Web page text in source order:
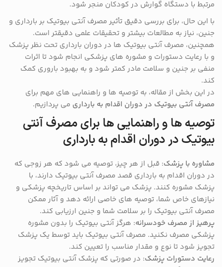
مرتبط با دستگاه گوارش در کودکان منجر شود.
با این حال، برای بررسی دقیق تأثیر مصرف آنتی بیوتیک بر بارداری و
جنین، نیاز به مطالعات بیشتر و تحقیقات علمی دقیقتر است.
همچنین، مصرف آنتی بیوتیک ها در دوران بارداری تحت نظر پزشک
و با رعایت دستورات و مشوره های پزشکی انجام شود تا اثرات
منفی بر جنین و سلامت مادر کمتر شود و به بهبود باروری کمک
کند.
در این بخش از مقاله، به توصیه ها و راهنمایی های مهم برای
مصرف آنتی بیوتیک در دوران اقدام به بارداری می پردازیم.
توصیه ها و راهنمایی ها برای مصرف آنتی
بیوتیک در دوران اقدام به بارداری
مشاوره با پزشک: قبل از هر چیز، توصیه می شود که هر زوجی که
در دوران اقدام به بارداری قصد مصرف آنتی بیوتیک دارند، با
پزشک مشوره کنند. پزشک می تواند بر اساس تاریخچه پزشکی و
نیازهای خاص شما، توصیه های خاصی ارائه دهد و آثار ممکن
مصرف آنتی بیوتیک را بر سلامت شما و جنین ارزیابی کند.
پرهیز از مصرف خودسرانه: هرگز آنتی بیوتیک را بدون مشوره
پزشکی مصرف نکنید. مصرف آنتی بیوتیک باید توسط یک پزشک
تجویز شود تا نوع و مقدار مناسب را تعیین کند.
رعایت دستورات پزشک: در صورتی که پزشک آنتی بیوتیک تجویز